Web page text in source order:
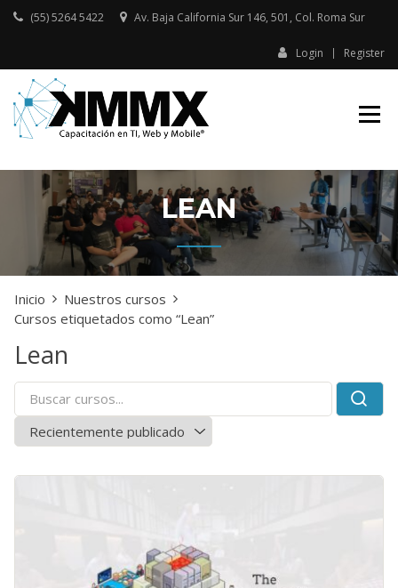
Skip
(55) 5264 5422 Av. Baja California Sur 146, 501, Col. Roma Sur​
Login Register
CAPACITACIÓN
LEAN
Inicio
Nuestros cursos
Cursos etiquetados como “Lean”
Lean